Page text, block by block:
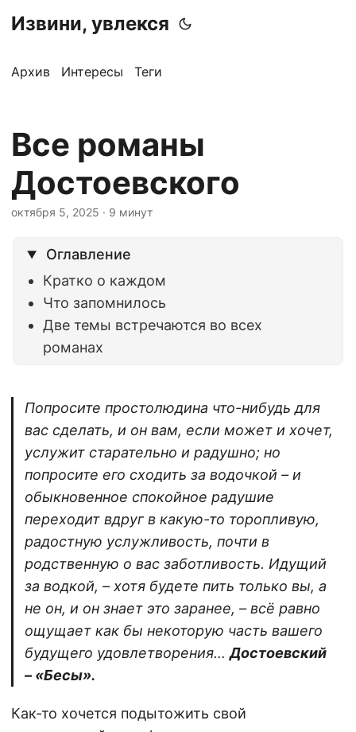
Извини, увлекся
Архив Интересы Теги
Все романы
Достоевского
октября 5, 2025 · 9 минут
Оглавление
Кратко о каждом
Что запомнилось
Две темы встречаются во всех
романах
Попросите простолюдина что-нибудь для
вас сделать, и он вам, если может и хочет,
услужит старательно и радушно; но
попросите его сходить за водочкой – и
обыкновенное спокойное радушие
переходит вдруг в какую-то торопливую,
радостную услужливость, почти в
родственную о вас заботливость. Идущий
за водкой, – хотя будете пить только вы, а
не он, и он знает это заранее, – всё равно
ощущает как бы некоторую часть вашего
будущего удовлетворения… Достоевский
– «Бесы».
Как-то хочется подытожить свой